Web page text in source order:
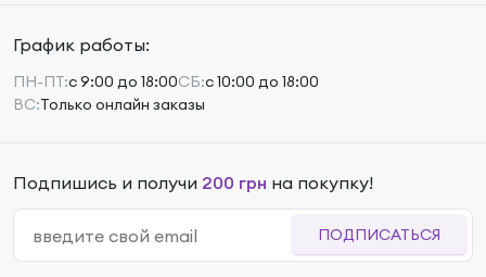
График работы:
ПН-ПТ:с 9:00 до 18:00СБ:с 10:00 до 18:00
ВС:Только онлайн заказы
Подпишись и получи 200 грн на покупку!
ПОДПИСАТЬСЯ